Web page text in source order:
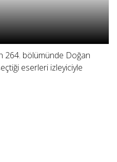
264. bölümünde Doğan
eserleri izleyiciyle